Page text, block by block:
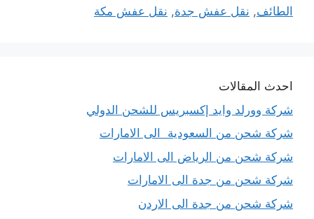
الطائف, نقل عفش جدة, نقل عفش مكة
احدث المقالات
شركة وورلد وايد إكسبريس للشحن الدولي
شركة شحن من السعودية الى الامارات
شركة شحن من الرياض الى الامارات
شركة شحن من جدة الى الامارات
شركة شحن من جدة الى الاردن